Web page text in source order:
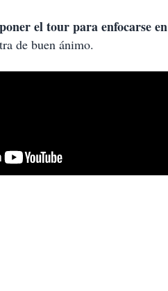
el tour para enfocarse
de buen ánimo.